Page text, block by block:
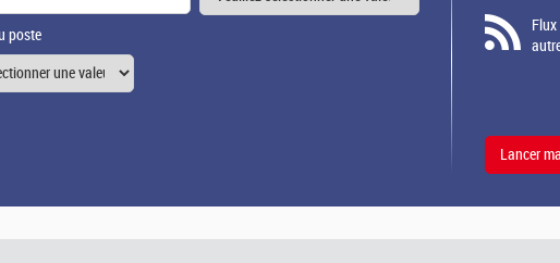
poste
Flux